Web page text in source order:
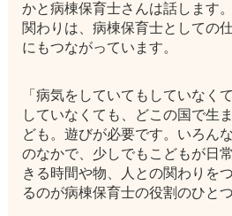
かと病棟保育士さんは話します
関わりは、病棟保育士としての
にもつながっています。
「病気をしていてもしていなく
していなくても、どこの国で生
ども。遊びが必要です。いろん
のなかで、少しでもこどもが日
きる時間や物、人との関わりを
るのが病棟保育士の役割のひと